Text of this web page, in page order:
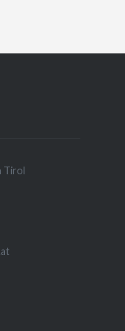
Tirol